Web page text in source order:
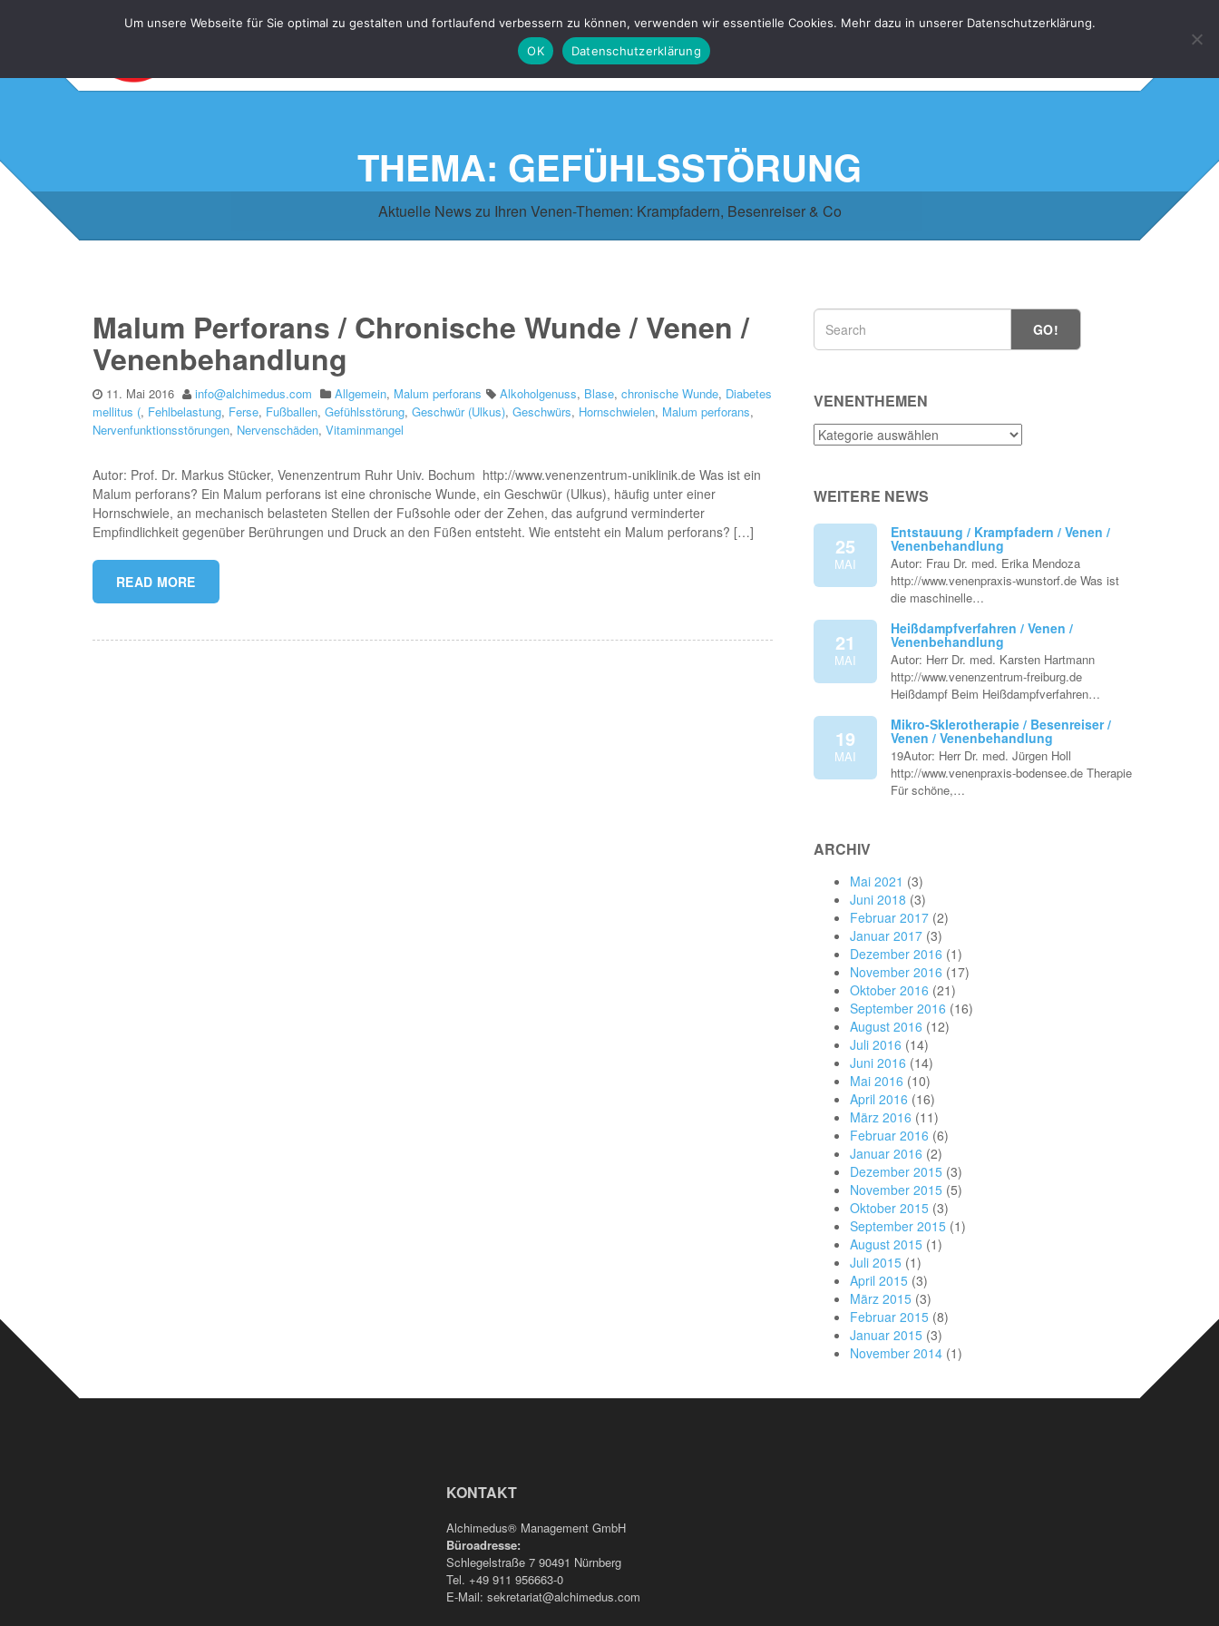
THEMA: GEFÜHLSSTÖRUNG
Aktuelle News zu Ihren Venen-Themen: Krampfadern, Besenreiser & Co
Malum Perforans / Chronische Wunde / Venen /
Venenbehandlung
11. Mai 2016 info@alchimedus.com Allgemein, Malum perforans Alkoholgenuss, Blase, chronische Wunde, Diabetes
mellitus (, Fehlbelastung, Ferse, Fußballen, Gefühlsstörung, Geschwür (Ulkus), Geschwürs, Hornschwielen, Malum perforans,
Nervenfunktionsstörungen, Nervenschäden, Vitaminmangel
Autor: Prof. Dr. Markus Stücker, Venenzentrum Ruhr Univ. Bochum http://www.venenzentrum-uniklinik.de Was ist ein
Malum perforans? Ein Malum perforans ist eine chronische Wunde, ein Geschwür (Ulkus), häufig unter einer
Hornschwiele, an mechanisch belasteten Stellen der Fußsohle oder der Zehen, das aufgrund verminderter
Empfindlichkeit gegenüber Berührungen und Druck an den Füßen entsteht. Wie entsteht ein Malum perforans? […]
READ MORE
GO!
VENENTHEMEN
Venenthemen
WEITERE NEWS
25
MAI
Entstauung / Krampfadern / Venen /
Venenbehandlung
Autor: Frau Dr. med. Erika Mendoza
http://www.venenpraxis-wunstorf.de Was ist
die maschinelle…
21
MAI
Heißdampfverfahren / Venen /
Venenbehandlung
Autor: Herr Dr. med. Karsten Hartmann
http://www.venenzentrum-freiburg.de
Heißdampf Beim Heißdampfverfahren…
19
MAI
Mikro-Sklerotherapie / Besenreiser /
Venen / Venenbehandlung
19Autor: Herr Dr. med. Jürgen Holl
http://www.venenpraxis-bodensee.de Therapie
Für schöne,…
ARCHIV
Mai 2021 (3)
Juni 2018 (3)
Februar 2017 (2)
Januar 2017 (3)
Dezember 2016 (1)
November 2016 (17)
Oktober 2016 (21)
September 2016 (16)
August 2016 (12)
Juli 2016 (14)
Juni 2016 (14)
Mai 2016 (10)
April 2016 (16)
März 2016 (11)
Februar 2016 (6)
Januar 2016 (2)
Dezember 2015 (3)
November 2015 (5)
Oktober 2015 (3)
September 2015 (1)
August 2015 (1)
Juli 2015 (1)
April 2015 (3)
März 2015 (3)
Februar 2015 (8)
Januar 2015 (3)
November 2014 (1)
KONTAKT
Alchimedus® Management GmbH
Büroadresse:
Schlegelstraße 7 90491 Nürnberg
Tel. +49 911 956663-0
E-Mail: sekretariat@alchimedus.com
Um unsere Webseite für Sie optimal zu gestalten und fortlaufend verbessern zu können, verwenden wir essentielle Cookies. Mehr dazu in unserer Datenschutzerklärung.
OK
Datenschutzerklärung